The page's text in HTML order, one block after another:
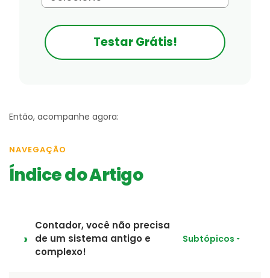
Testar Grátis!
Então, acompanhe agora:
NAVEGAÇÃO
Índice do Artigo
Contador, você não precisa
de um sistema antigo e
complexo!
Subtópicos